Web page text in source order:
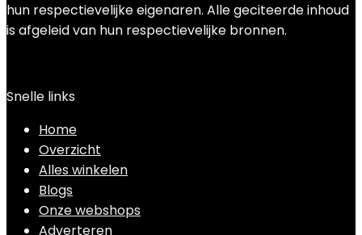
hun respectievelijke eigenaren. Alle geciteerde inhoud
is afgeleid van hun respectievelijke bronnen.
Snelle links
Home
Overzicht
Alles winkelen
Blogs
Onze webshops
Adverteren